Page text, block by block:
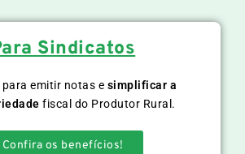
Sindicatos
para emitir notas e simplificar a
fiscal do Produtor Rural.
Confira os benefícios!